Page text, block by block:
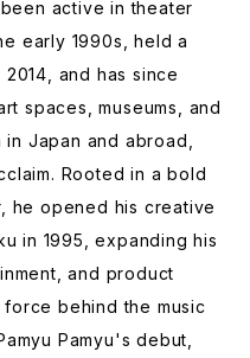
active in theater
early 1990s, held a
and has since
spaces, museums, and
Japan and abroad,
Rooted in a bold
he opened his creative
in 1995, expanding his
and product
behind the music
Pamyu's debut,